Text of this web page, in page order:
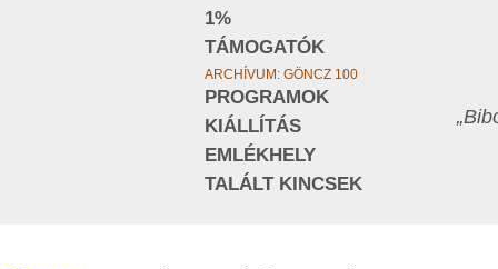
1%
TÁMOGATÓK
ARCHÍVUM: GÖNCZ 100
PROGRAMOK
KIÁLLÍTÁS
EMLÉKHELY
TALÁLT KINCSEK